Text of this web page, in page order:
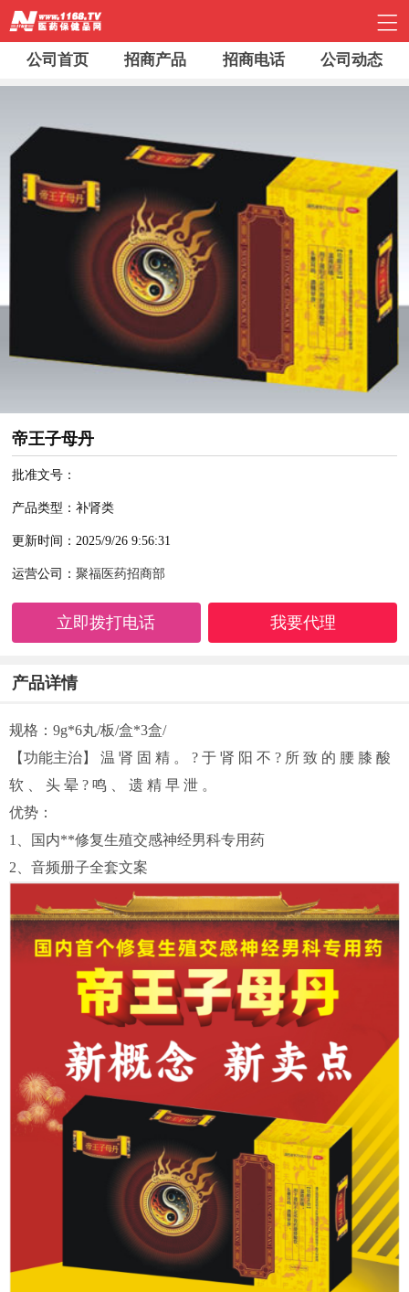
公司首页 招商产品 招商电话 公司动态
帝王子母丹
批准文号：
产品类型：补肾类
更新时间：2025/9/26 9:56:31
运营公司：聚福医药招商部
立即拨打电话 我要代理
产品详情
规格：9g*6丸/板/盒*3盒/
【功能主治】 温 肾 固 精 。 ? 于 肾 阳 不 ? 所 致 的 腰 膝 酸
软 、 头 晕 ? 鸣 、 遗 精 早 泄 。
优势：
1、国内**修复生殖交感神经男科专用药
2、音频册子全套文案